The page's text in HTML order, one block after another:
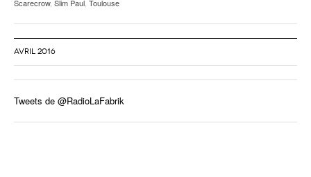
Scarecrow, Slim Paul Toulouse
AVRIL 2016
Tweets de @RadioLaFabrik